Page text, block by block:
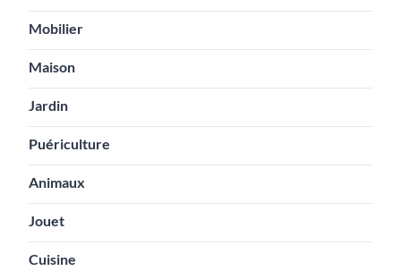
Mobilier
Maison
Jardin
Puériculture
Animaux
Jouet
Cuisine